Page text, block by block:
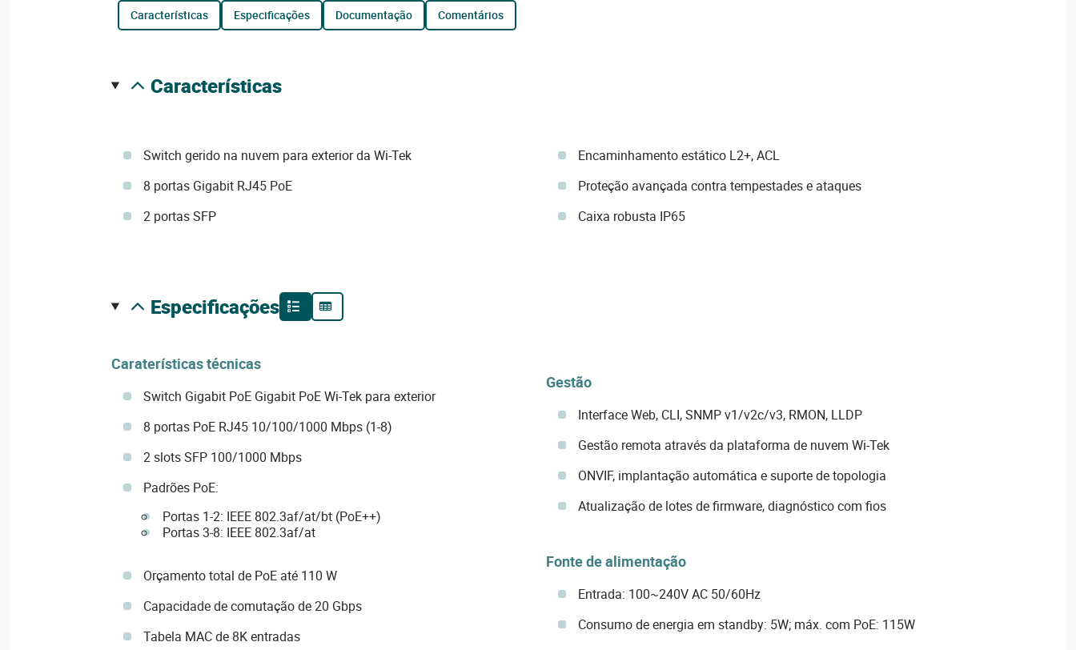
características especificações documentação comentários
características
Switch gerido na nuvem para exterior da Wi-Tek
8 portas Gigabit RJ45 PoE
2 portas SFP
Encaminhamento estático L2+, ACL
Proteção avançada contra tempestades e ataques
Caixa robusta IP65
especificações
Caraterísticas técnicas
Switch Gigabit PoE Gigabit PoE Wi-Tek para exterior
8 portas PoE RJ45 10/100/1000 Mbps (1-8)
2 slots SFP 100/1000 Mbps
Padrões PoE:
Portas 1-2: IEEE 802.3af/at/bt (PoE++)
Portas 3-8: IEEE 802.3af/at
Orçamento total de PoE até 110 W
Capacidade de comutação de 20 Gbps
Tabela MAC de 8K entradas
Gestão
Interface Web, CLI, SNMP v1/v2c/v3, RMON, LLDP
Gestão remota através da plataforma de nuvem Wi-Tek
ONVIF, implantação automática e suporte de topologia
Atualização de lotes de firmware, diagnóstico com fios
Fonte de alimentação
Entrada: 100~240V AC 50/60Hz
Consumo de energia em standby: 5W; máx. com PoE: 115W